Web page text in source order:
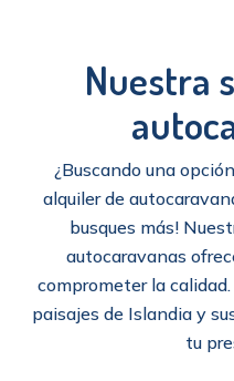
Nuestra
¿Buscando una
alquiler de
busques más!
autocaravanas
comprometer la
paisajes de Islandia y
tu